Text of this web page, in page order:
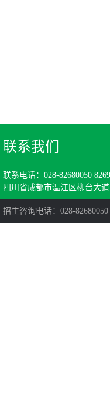
联系我们
联系电话：028-82680050
四川省成都市温江区柳台大
招生咨询电话：028-